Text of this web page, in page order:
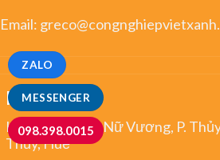
MESSENGER
ZALO
098.398.0015
Email:
Huế
Kiệt 344 Trưng Nữ Vương, P.
Thủy, Huế